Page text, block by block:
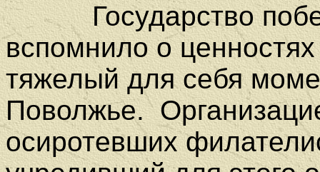
Государство
вспомнило о
тяжелый для себя
Поволжье.
осиротевших